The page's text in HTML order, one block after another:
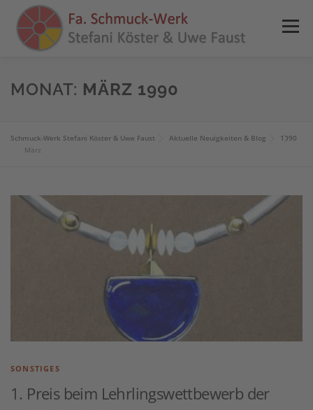
Inhalt
springen
Menü
HOME NEWS ANGEBOTE
PRESSE SHOP KONTAKT INFOS
MONAT: MÄRZ 1990
Schmuck-Werk Stefani Köster & Uwe Faust Aktuelle Neuigkeiten & Blog
1990
März
SONSTIGES
1. Preis beim Lehrlingswettbewerb der